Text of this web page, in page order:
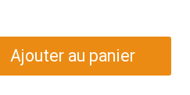
Ajouter au panier